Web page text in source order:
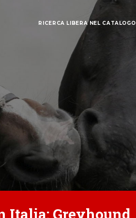
RICERCA LIBERA NEL CATALOGO
Italia: Greyhound